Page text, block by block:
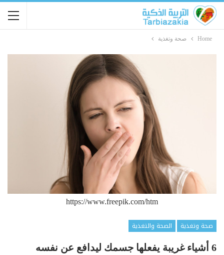
Home صحة وتغذية
https://www.freepik.com/htm
صحة وتغذية
الصحة والتغذية
6 أشياء غريبة يفعلها جسمك ليدافع عن نفسه